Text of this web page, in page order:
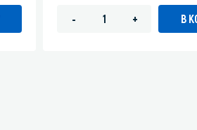
- + В